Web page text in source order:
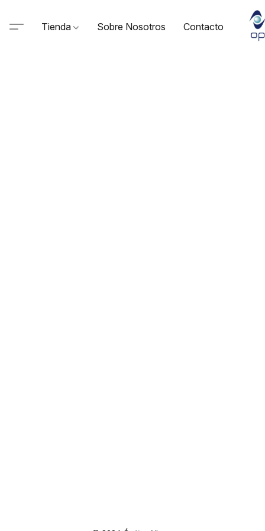
Tienda Sobre Nosotros Contacto